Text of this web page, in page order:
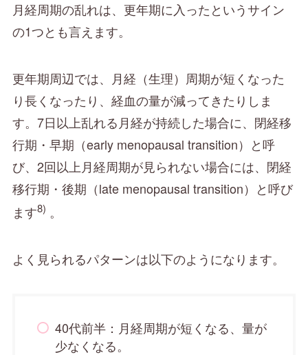
月経周期の乱れは、更年期に入ったというサイン
の1つとも言えます。
更年期周辺では、月経（生理）周期が短くなった
り長くなったり、経血の量が減ってきたりしま
す。7日以上乱れる月経が持続した場合に、閉経移
行期・早期（early menopausal transition）と呼
び、2回以上月経周期が見られない場合には、閉経
移行期・後期（late menopausal transition）と呼び
ます8) 。
よく見られるパターンは以下のようになります。
40代前半：月経周期が短くなる、量が
少なくなる。